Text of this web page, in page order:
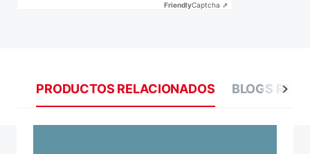
FriendlyCaptcha ⇗
PRODUCTOS RELACIONADOS BLOGS